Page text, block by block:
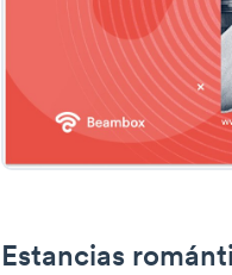
Estancias